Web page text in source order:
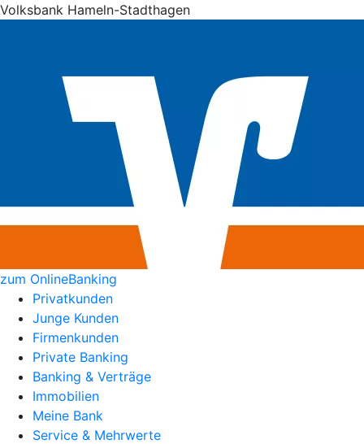
Volksbank Hameln-Stadthagen
zum OnlineBanking
Privatkunden
Junge Kunden
Firmenkunden
Private Banking
Banking & Verträge
Immobilien
Meine Bank
Service & Mehrwerte